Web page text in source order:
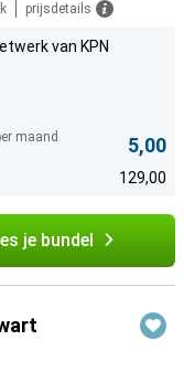
prijsdetails
van KPN
maand
5,00
129,00
je bundel